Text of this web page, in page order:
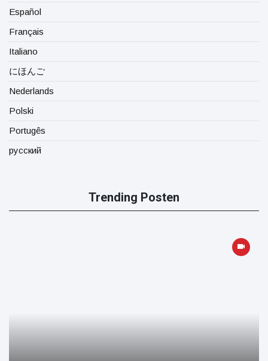
Español
Français
Italiano
にほんご
Nederlands
Polski
Portugês
русский
Trending Posten